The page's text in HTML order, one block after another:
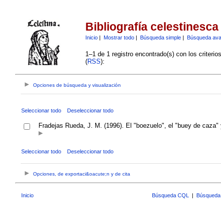
Bibliografía celestinesca
Inicio| Mostrar todo| Búsqueda simple| Búsqueda
1–1 de 1 registro encontrado(s) con los
(RSS):
Opciones de búsqueda y visualización
Seleccionar todo Deseleccionar todo
Fradejas Rueda, J. M. (1996). El "boezuelo", el "buey de
Seleccionar todo Deseleccionar todo
Opciones, de exportaci&oacute;n y de cita
Inicio Búsqueda CQL |